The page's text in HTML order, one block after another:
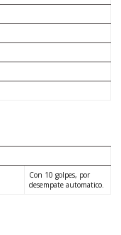
Con 10 golpes, por
desempate automatico.